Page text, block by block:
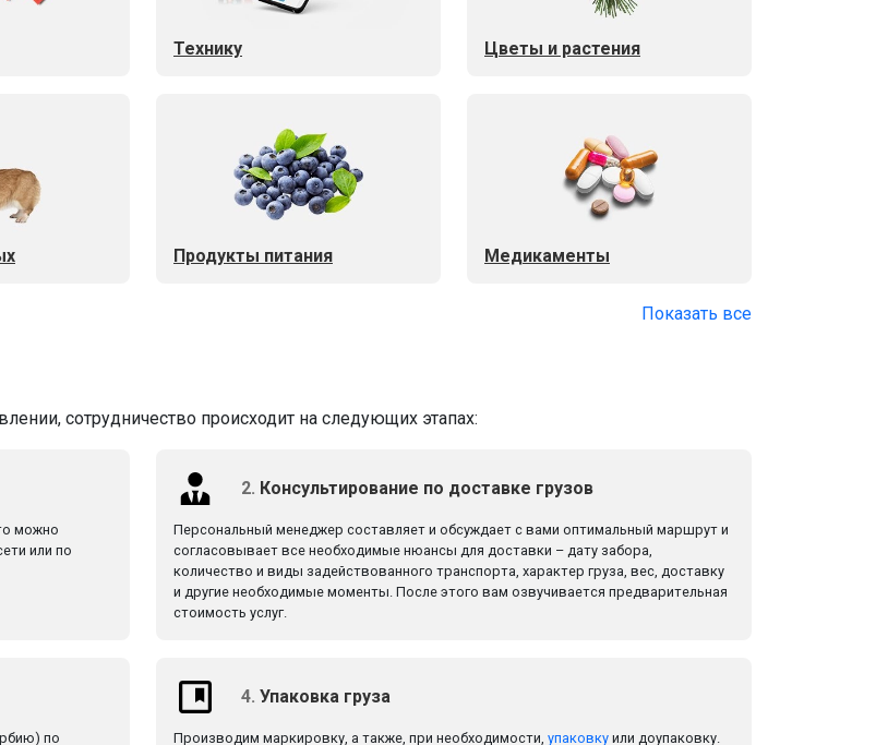
Технику Цветы и растения
Продукты питания Медикаменты
Показать все
сотрудничество происходит на следующих этапах:
можно
или по
2. Консультирование по доставке грузов
Персональный менеджер составляет и обсуждает с вами оптимальный маршрут и
согласовывает все необходимые нюансы для доставки – дату забора,
количество и виды задействованного транспорта, характер груза, вес, доставку
и другие необходимые моменты. После этого вам озвучивается предварительная
стоимость услуг.
по
4. Упаковка груза
Производим маркировку, а также, при необходимости, упаковку или доупаковку.